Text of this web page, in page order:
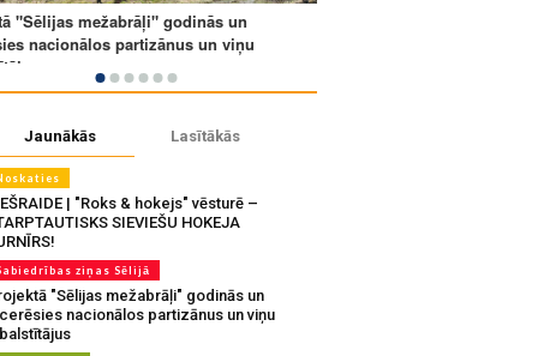
Jaunākās Lasītākās
| "Roks & hokejs" vēsturē –
SIEVIEŠU HOKEJA
ziņas Sēlijā
"Sēlijas mežabrāļi" godinās un
nacionālos partizānus un viņu